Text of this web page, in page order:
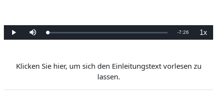
WiedergabeStumm
schalten
Geladen:
0%
Verbleibende
-7:26 1x
Klicken Sie hier, um sich den Einleitungstext vorlesen zu
lassen.